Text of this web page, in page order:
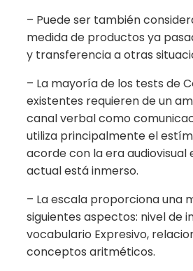
– Puede ser también
medida de productos ya
y transferencia a otras
– La mayoría de los tests de
existentes requieren de un
canal verbal como
utiliza principalmente el
acorde con la era audiovisual
actual está inmerso.
– La escala proporciona una
siguientes aspectos: nivel de
vocabulario Expresivo,
conceptos aritméticos.